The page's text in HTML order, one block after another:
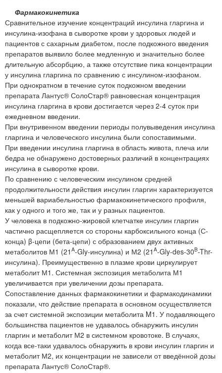
Фармакокинетика
Сравнительное изучение концентраций инсулина гларгина и
инсулина-изофана в сыворотке крови у здоровых людей и
пациентов с сахарным диабетом, после подкожного введения
препаратов выявило более медленную и значительно более
длительную абсорбцию, а также отсутствие пика концентрации
у инсулина гларгина по сравнению с инсулином-изофаном.
При однократном в течение суток подкожном введении
препарата Лантус® СолоСтар® равновесная концентрация
инсулина гларгина в крови достигается через 2-4 суток при
ежедневном введении.
При внутривенном введении периоды полувыведения инсулина
гларгина и человеческого инсулина были сопоставимыми.
При введении инсулина гларгина в область живота, плеча или
бедра не обнаружено достоверных различий в концентрациях
инсулина в сыворотке крови.
По сравнению с человеческим инсулином средней
продолжительности действия инсулин гларгин характеризуется
меньшей вариабельностью фармакокинетического профиля,
как у одного и того же, так и у разных пациентов.
У человека в подкожно-жировой клетчатке инсулин гларгин
частично расщепляется со стороны карбоксильного конца (С-
конца) β-цепи (бета-цепи) с образованием двух активных
метаболитов М1 (21 A-Gly-инсулина) и М2 (21 A-Gly-des-30B-Thr-
инсулина). Преимущественно в плазме крови циркулирует
метаболит М1. Системная экспозиция метаболита М1
увеличивается при увеличении дозы препарата.
Сопоставление данных фармакокинетики и фармакодинамики
показали, что действие препарата в основном осуществляется
за счет системной экспозиции метаболита M1. У подавляющего
большинства пациентов не удавалось обнаружить инсулин
гларгин и метаболит М2 в системном кровотоке. В случаях,
когда все-таки удавалось обнаружить в крови инсулин гларгин и
метаболит М2, их концентрации не зависели от введённой дозы
препарата Лантус® СолоСтар®.